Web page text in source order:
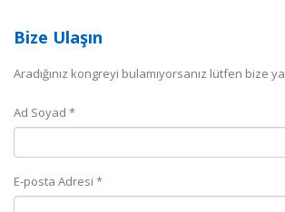
Bize Ulaşın
Aradığınız kongreyi bulamıyorsanız lütfen bize
Ad Soyad *
E-posta Adresi *